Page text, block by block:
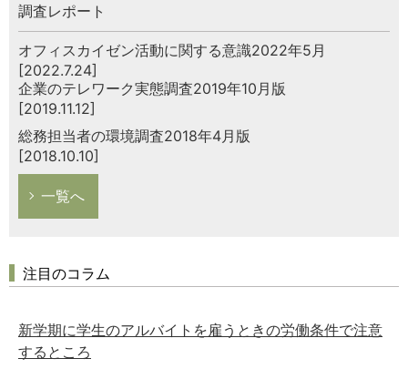
調査レポート
オフィスカイゼン活動に関する意識2022年5月
[2022.7.24]
企業のテレワーク実態調査2019年10月版
[2019.11.12]
総務担当者の環境調査2018年4月版
[2018.10.10]
一覧へ
注目のコラム
新学期に学生のアルバイトを雇うときの労働条件で注意
するところ